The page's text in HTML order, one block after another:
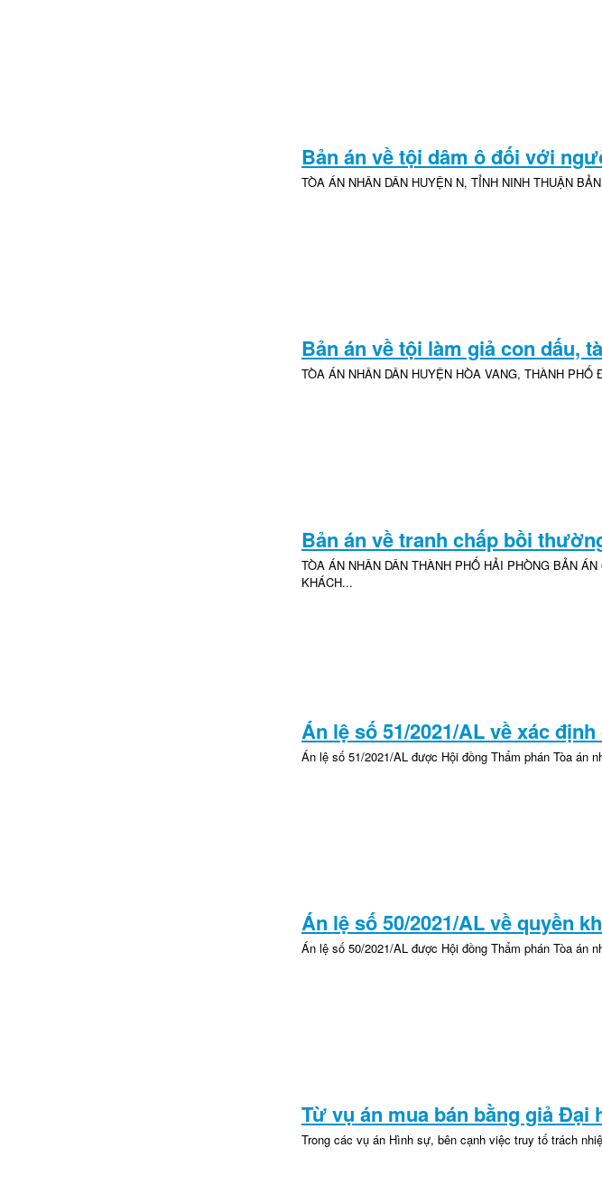
Bản án về tội dâm ô đối với
TÒA ÁN NHÂN DÂN HUYỆN N, TỈNH NINH THUẬN
Bản án về tội làm giả con dấu,
TÒA ÁN NHÂN DÂN HUYỆN HÒA VANG, THÀNH
Bản án về tranh chấp bồi
TÒA ÁN NHÂN DÂN THÀNH PHỐ HẢI PHÒNG BẢN
KHÁCH...
Án lệ số 51/2021/AL về xác
Án lệ số 51/2021/AL được Hội đồng Thẩm phán Tòa án
Án lệ số 50/2021/AL về quyền
Án lệ số 50/2021/AL được Hội đồng Thẩm phán Tòa án
Từ vụ án mua bán bằng giả Đại
Trong các vụ án Hình sự, bên cạnh việc truy tố trách